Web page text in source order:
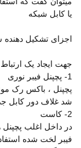
یا کابل شبکه
اجزای تشکیل دهنده
جهت ایجاد یک ارتباط
1- پچپنل فیبر نوری
پچپنل ، باکس رک
شد غلاف دور کابل
2- کاست
در داخل اغلب
فیبر لخت شده